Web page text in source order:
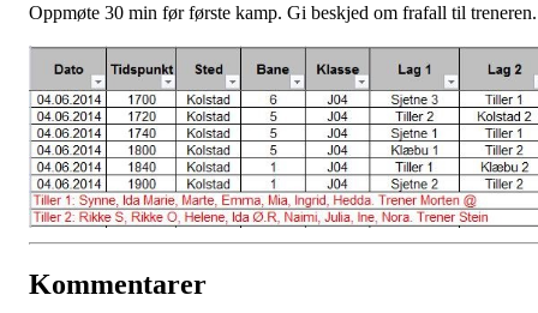
Oppmøte 30 min før første kamp. Gi beskjed om frafall til treneren.
Kommentarer